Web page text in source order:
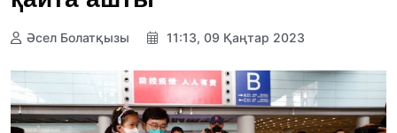
Әсел Болатқызы 11:13, 09 Қаңтар 2023